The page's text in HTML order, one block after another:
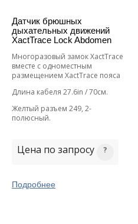
Датчик брюшных
дыхательных движений
XactTrace Lock Abdomen
Многоразовый замок XactTrace
вместе с одноместным
размещением XactTrace пояса
Длина кабеля 27.6in / 70см.
Желтый разъем 249, 2-
полюсный.
Цена по запросу
Подробнее